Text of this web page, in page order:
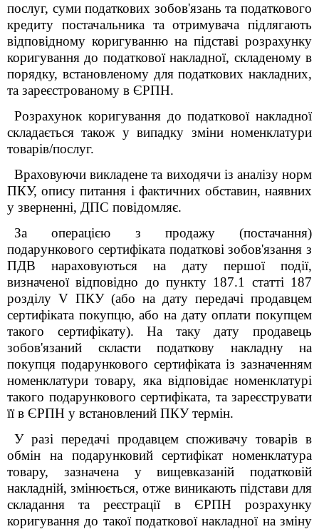
послуг, суми податкових зобов'язань та податкового
кредиту постачальника та отримувача підлягають
відповідному коригуванню на підставі розрахунку
коригування до податкової накладної, складеному в
порядку, встановленому для податкових накладних,
та зареєстрованому в ЄРПН.
Розрахунок коригування до податкової накладної
складається також у випадку зміни номенклатури
товарів/послуг.
Враховуючи викладене та виходячи із аналізу норм
ПКУ, опису питання і фактичних обставин, наявних
у зверненні, ДПС повідомляє.
За операцією з продажу (постачання)
подарункового сертифіката податкові зобов'язання з
ПДВ нараховуються на дату першої події,
визначеної відповідно до пункту 187.1 статті 187
розділу V ПКУ (або на дату передачі продавцем
сертифіката покупцю, або на дату оплати покупцем
такого сертифікату). На таку дату продавець
зобов'язаний скласти податкову накладну на
покупця подарункового сертифіката із зазначенням
номенклатури товару, яка відповідає номенклатурі
такого подарункового сертифіката, та зареєструвати
її в ЄРПН у встановлений ПКУ термін.
У разі передачі продавцем споживачу товарів в
обмін на подарунковий сертифікат номенклатура
товару, зазначена у вищевказаній податковій
накладній, змінюється, отже виникають підстави для
складання та реєстрації в ЄРПН розрахунку
коригування до такої податкової накладної на зміну